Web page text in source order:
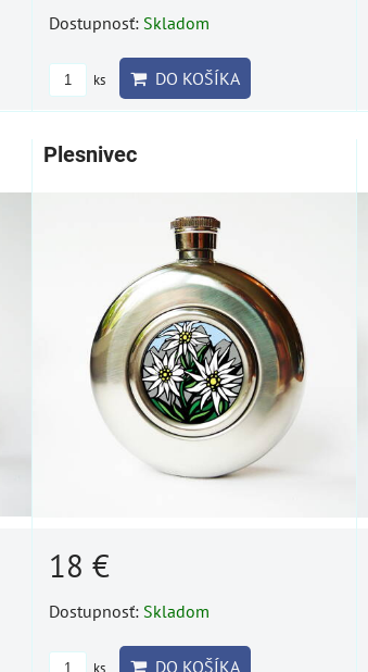
Dostupnosť: Skladom
ks DO KOŠÍKA
Plesnivec
18 €
Dostupnosť: Skladom
ks DO KOŠÍKA